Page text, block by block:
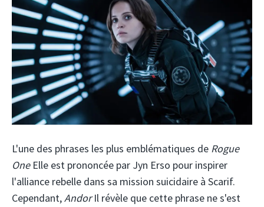
L'une des phrases les plus emblématiques de Rogue
OneElle est prononcée par Jyn Erso pour inspirer
l'alliance rebelle dans sa mission suicidaire à Scarif.
Cependant,AndorIl révèle que cette phrase ne s'est